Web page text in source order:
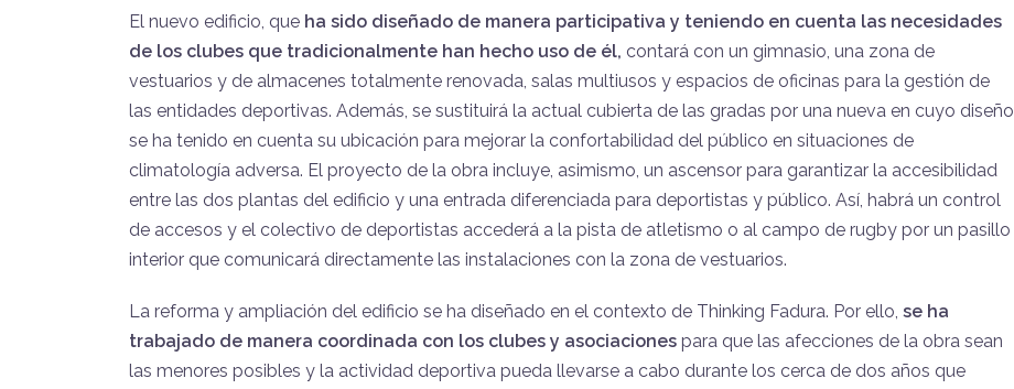
El nuevo edificio, que ha sido diseñado de manera participativa y teniendo en cuenta las necesidades
de los clubes que tradicionalmente han hecho uso de él, contará con un gimnasio, una zona de
vestuarios y de almacenes totalmente renovada, salas multiusos y espacios de oficinas para la gestión de
las entidades deportivas. Además, se sustituirá la actual cubierta de las gradas por una nueva en cuyo diseño
se ha tenido en cuenta su ubicación para mejorar la confortabilidad del público en situaciones de
climatología adversa. El proyecto de la obra incluye, asimismo, un ascensor para garantizar la accesibilidad
entre las dos plantas del edificio y una entrada diferenciada para deportistas y público. Así, habrá un control
de accesos y el colectivo de deportistas accederá a la pista de atletismo o al campo de rugby por un pasillo
interior que comunicará directamente las instalaciones con la zona de vestuarios.
La reforma y ampliación del edificio se ha diseñado en el contexto de Thinking Fadura. Por ello, se ha
trabajado de manera coordinada con los clubes y asociaciones para que las afecciones de la obra sean
las menores posibles y la actividad deportiva pueda llevarse a cabo durante los cerca de dos años que